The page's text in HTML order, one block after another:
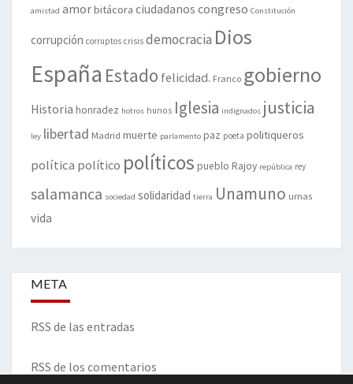
amistad amorbitácora ciudadanos congreso Constitución
corrupción corruptos crisis democracia Dios
España Estado felicidad. Franco gobierno
Historia honradez hotros hunos Iglesia indignados justicia
ley libertad Madrid muerte parlamento paz poeta politiqueros
política político políticos pueblo Rajoy república rey
salamanca sociedad solidaridad tierra Unamuno urnas
vida
META
RSS de las entradas
RSS de los comentarios